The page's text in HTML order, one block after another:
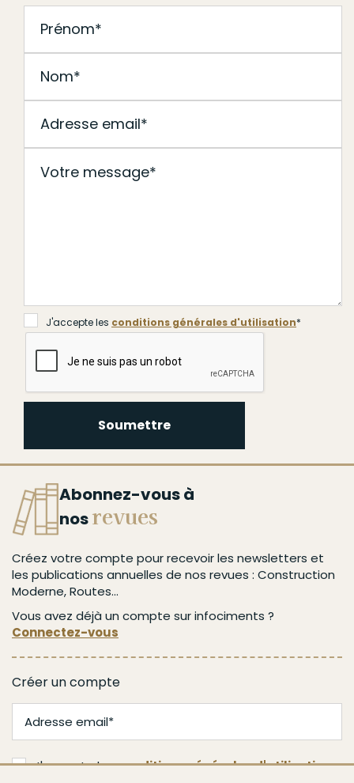
J'accepte les conditions générales d'utilisation*
Soumettre
Abonnez-vous à
nosrevues
Créez votre compte pour recevoir les newsletters et
les publications annuelles de nos revues : Construction
Moderne, Routes...
Vous avez déjà un compte sur infociments ?
Connectez-vous
Créer un compte
J'accepte lesconditions générales d'utilisation